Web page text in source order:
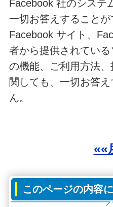
Facebook 社のシステ
一切お答えすること
Facebook サイト、
者から提供されてい
の機能、ご利用方法
関しても、一切お答
ん。
««
このページの内容